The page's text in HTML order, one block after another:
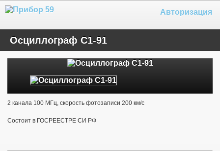
Авторизация
Осциллограф С1-91
2 канала 100 МГц, скорость фотозаписи 200 км/с
Состоит в ГОСРЕЕСТРЕ СИ РФ